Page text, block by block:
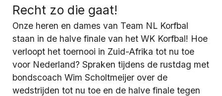
Recht zo die gaat!
Onze heren en dames van Team NL Korfbal
staan in de halve finale van het WK Korfbal! Hoe
verloopt het toernooi in Zuid-Afrika tot nu toe
voor Nederland? Spraken tijdens de rustdag met
bondscoach Wim Scholtmeijer over de
wedstrijden tot nu toe en de halve finale tegen